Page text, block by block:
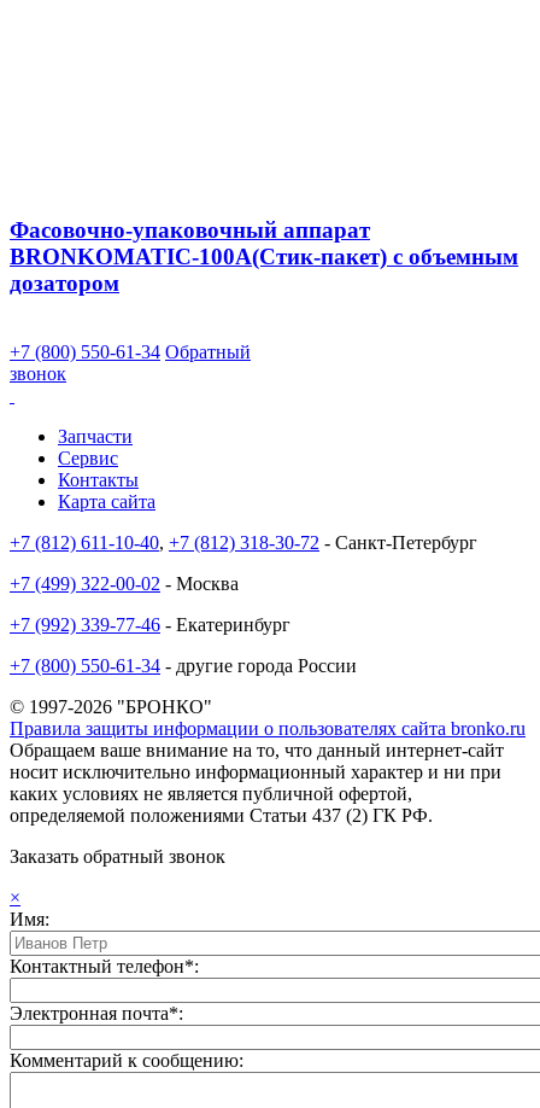
Фасовочно-упаковочный аппарат
BRONKOMATIC-100A(Стик-пакет) с объемным
дозатором
+7 (800) 550-61-34 Обратный
звонок
Запчасти
Сервис
Контакты
Карта сайта
+7 (812) 611-10-40, +7 (812) 318-30-72 - Санкт-Петербург
+7 (499) 322-00-02 - Москва
+7 (992) 339-77-46 - Екатеринбург
+7 (800) 550-61-34 - другие города России
© 1997-2026 "БРОНКО"
Правила защиты информации о пользователях сайта bronko.ru
Обращаем ваше внимание на то, что данный интернет-сайт
носит исключительно информационный характер и ни при
каких условиях не является публичной офертой,
определяемой положениями Статьи 437 (2) ГК РФ.
Заказать обратный звонок
×
Имя:
Контактный телефон*:
Электронная почта*:
Комментарий к сообщению: